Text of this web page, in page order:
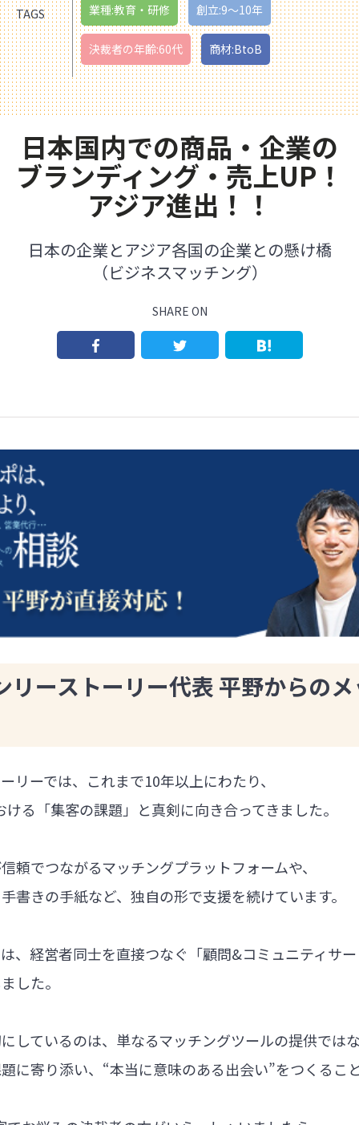
TAGS 業種:教育・研修 創立:9〜10年
決裁者の年齢:60代 商材:BtoB
日本国内での商品・企業の
ブランディング・売上UP！
アジア進出！！
日本の企業とアジア各国の企業との懸け橋
（ビジネスマッチング）
SHARE ON
リーストーリー代表 平野からの
リーでは、これまで10年以上にわたり、
る「集客の課題」と真剣に向き合ってきました。
頼でつながるマッチングプラットフォームや、
書きの手紙など、独自の形で支援を続けています。
、経営者同士を直接つなぐ「顧問&コミュニティサ
した。
しているのは、単なるマッチングツールの提供では
に寄り添い、“本当に意味のある出会い”をつくるこ